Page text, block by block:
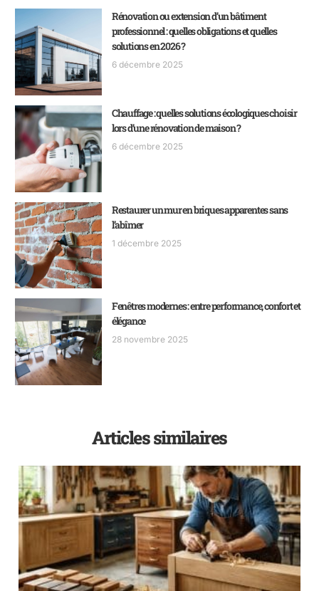
Rénovation ou extension d’un bâtiment
professionnel : quelles obligations et quelles
solutions en 2026 ?
6 décembre 2025
Chauffage : quelles solutions écologiques choisir
lors d’une rénovation de maison ?
6 décembre 2025
Restaurer un mur en briques apparentes sans
l’abîmer
1 décembre 2025
Fenêtres modernes : entre performance, confort et
élégance
28 novembre 2025
Articles similaires